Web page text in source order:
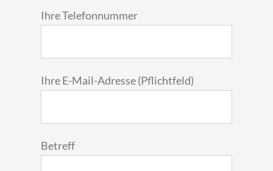
Ihre Telefonnummer
Ihre E-Mail-Adresse (Pflichtfeld)
Betreff